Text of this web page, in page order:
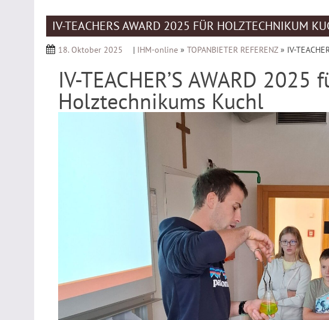
IV-TEACHERS AWARD 2025 FÜR HOLZTECHNIKUM
18. Oktober 2025 | IHM-online » TOPANBIETER REFERENZ » IV-
IV-TEACHER’S AWARD
Holztechnikums Kuchl